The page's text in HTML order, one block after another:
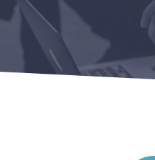
1. Seo voor
2.